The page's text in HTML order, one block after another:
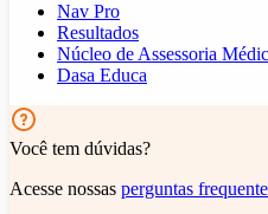
Nav Pro
Resultados
Núcleo de Assessoria
Dasa Educa
Você tem dúvidas?
Acesse nossas perguntas